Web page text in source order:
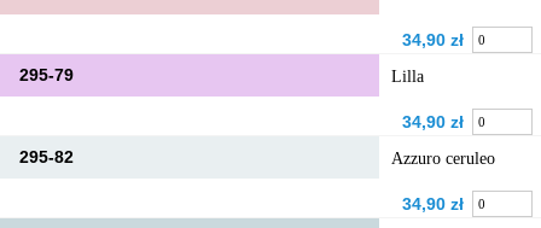
34,90 zł
295-79
Lilla
34,90 zł
295-82
Azzuro ceruleo
34,90 zł